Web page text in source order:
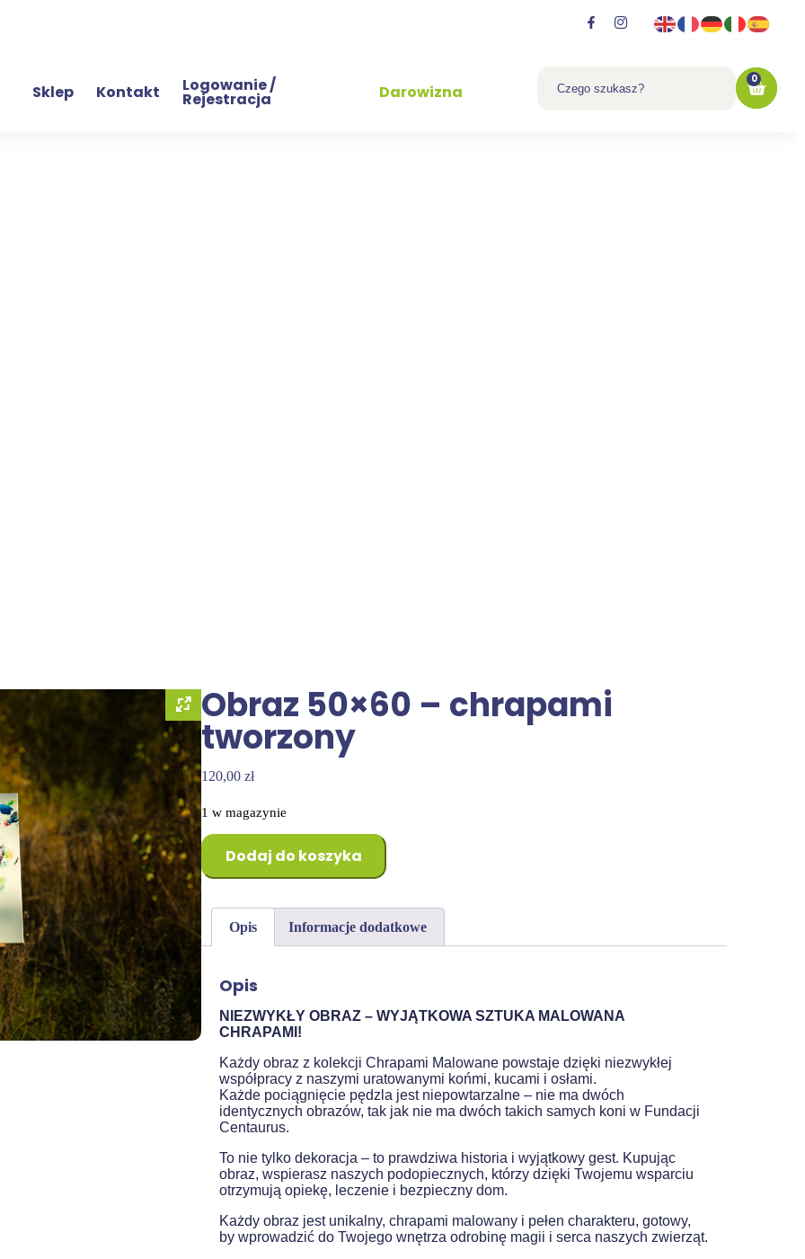
Sklep Kontakt Logowanie /
Rejestracja Darowizna
0
Obraz 50×60 – chrapami
tworzony
120,00 zł
1 w magazynie
Dodaj do koszyka
Opis Informacje dodatkowe
Opis
NIEZWYKŁY OBRAZ – WYJĄTKOWA SZTUKA MALOWANA
CHRAPAMI!
Każdy obraz z kolekcji Chrapami Malowane powstaje dzięki niezwykłej
współpracy z naszymi uratowanymi końmi, kucami i osłami.
Każde pociągnięcie pędzla jest niepowtarzalne – nie ma dwóch
identycznych obrazów, tak jak nie ma dwóch takich samych koni w Fundacji
Centaurus.
To nie tylko dekoracja – to prawdziwa historia i wyjątkowy gest. Kupując
obraz, wspierasz naszych podopiecznych, którzy dzięki Twojemu wsparciu
otrzymują opiekę, leczenie i bezpieczny dom.
Każdy obraz jest unikalny, chrapami malowany i pełen charakteru, gotowy,
by wprowadzić do Twojego wnętrza odrobinę magii i serca naszych zwierząt.